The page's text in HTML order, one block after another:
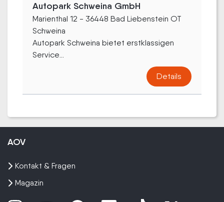
Autopark Schweina GmbH
Marienthal 12 - 36448 Bad Liebenstein OT
Schweina
Autopark Schweina bietet erstklassigen
Service...
Details
AOV
Kontakt & Fragen
Magazin